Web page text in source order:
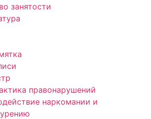
занятости
правонарушений
наркомании и